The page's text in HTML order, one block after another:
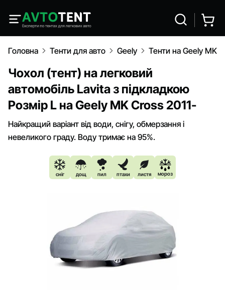
Головна Тенти для авто Geely Тенти на Geely MK
Чохол (тент) на легковий
автомобіль Lavita з підкладкою
Розмір L на Geely MK Cross 2011-
Найкращий варіант від води, снігу, обмерзання і
невеликого граду. Воду тримає на 95%.
сніг дощ пил птахи листя мороз